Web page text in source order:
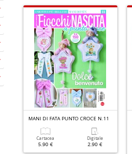
MANI DI FATA PUNTO CROCE N.11
Cartacea
5.90 €
Digitale
2.90 €